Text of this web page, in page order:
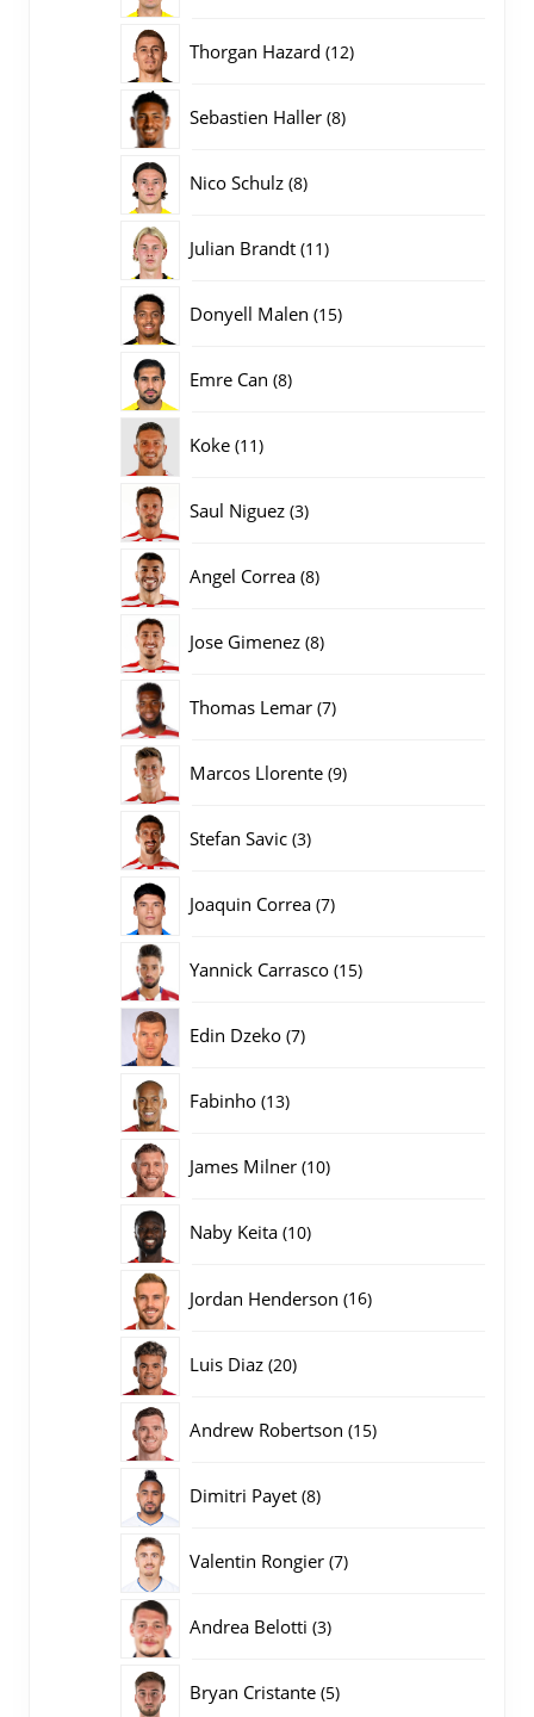
Thorgan Hazard 1212
Sebastien Haller 88
Nico Schulz 88
Julian Brandt 1111
Donyell Malen 1515
Emre Can 88
Koke 1111
Saul Niguez 33
Angel Correa 88
Jose Gimenez 88
Thomas Lemar 77
Marcos Llorente 99
Stefan Savic 33
Joaquin Correa 77
Yannick Carrasco 1515
Edin Dzeko 77
Fabinho 1313
James Milner 1010
Naby Keita 1010
Jordan Henderson 1616
Luis Diaz 2020
Andrew Robertson 1515
Dimitri Payet 88
Valentin Rongier 77
Andrea Belotti 33
Bryan Cristante 55